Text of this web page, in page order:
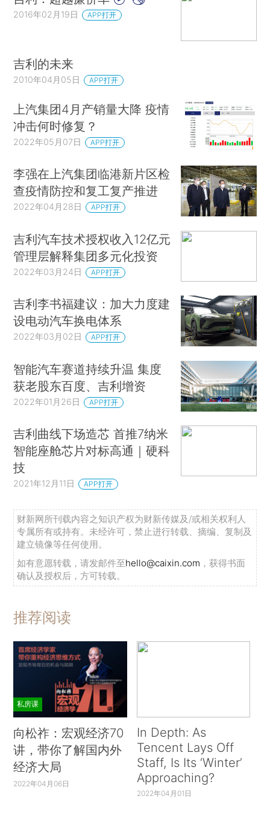
2016年02月19日 APP打开
吉利的未来
2010年04月05日 APP打开
上汽集团4月产销量大降 疫情
冲击何时修复？
2022年05月07日 APP打开
李强在上汽集团临港新片区检
查疫情防控和复工复产推进
2022年04月28日 APP打开
吉利汽车技术授权收入12亿元
管理层解释集团多元化投资
2022年03月24日 APP打开
吉利李书福建议：加大力度建
设电动汽车换电体系
2022年03月02日 APP打开
智能汽车赛道持续升温 集度
获老股东百度、吉利增资
2022年01月26日 APP打开
吉利曲线下场造芯 首推7纳米
智能座舱芯片对标高通｜硬科
技
2021年12月11日 APP打开
财新网所刊载内容之知识产权为财新传媒及/或相关权利人
专属所有或持有。未经许可，禁止进行转载、摘编、复制及
建立镜像等任何使用。
如有意愿转载，请发邮件至hello@caixin.com ，获得书面
确认及授权后，方可转载。
推荐阅读
私房课
向松祚：宏观经济70
讲，带你了解国内外
经济大局
2022年04月06日
In Depth: As
Tencent Lays Off
Staff, Is Its ‘Winter’
Approaching?
2022年04月01日